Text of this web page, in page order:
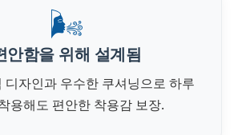
🌬️
안함을 위해 설계됨
디자인과 우수한 쿠셔닝으로 하루
용해도 편안한 착용감 보장.